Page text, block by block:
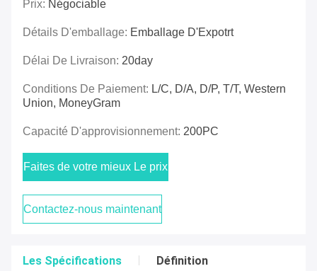
Prix: Négociable
Détails D'emballage: Emballage D'Expotrt
Délai De Livraison: 20day
Conditions De Paiement: L/C, D/A, D/P, T/T, Western
Union, MoneyGram
Capacité D'approvisionnement: 200PC
Faites de votre mieux Le prix
Contactez-nous maintenant
Les Spécifications Définition